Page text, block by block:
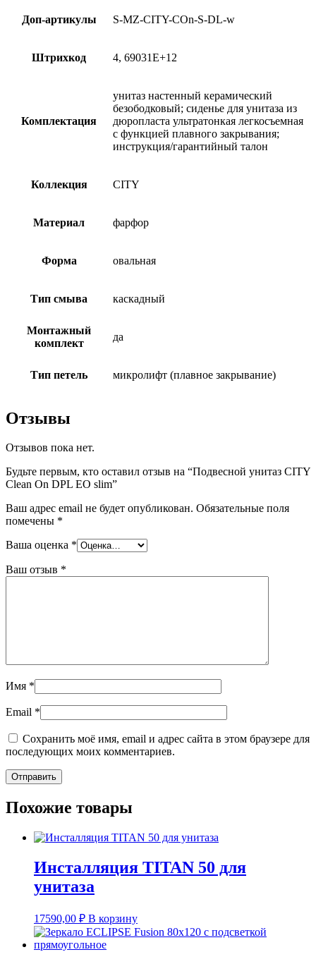
Доп-артикулы S-MZ-CITY-COn-S-DL-w
Штрихкод 4, 69031E+12
Комплектация
унитаз настенный керамический
безободковый; сиденье для унитаза из
дюропласта ультратонкая легкосъемная
с функцией плавного закрывания;
инструкция/гарантийный талон
Коллекция CITY
Материал фарфор
Форма овальная
Тип смыва каскадный
Монтажный
комплект
да
Тип петель микролифт (плавное закрывание)
Отзывы
Отзывов пока нет.
Будьте первым, кто оставил отзыв на “Подвесной унитаз CITY
Clean On DPL EO slim”
Ваш адрес email не будет опубликован. Обязательные поля
помечены *
Ваша оценка *
Ваш отзыв *
Имя *
Email *
Сохранить моё имя, email и адрес сайта в этом браузере для
последующих моих комментариев.
Похожие товары
Инсталляция TITAN 50 для
унитаза
17590,00 ₽ В корзину